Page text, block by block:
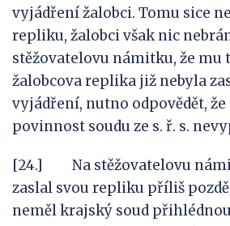
vyjádření žalobci. Tomu sice
repliku, žalobci však nic
stěžovatelovu námitku, že mu
žalobcova replika již nebyla
vyjádření, nutno odpovědět,
povinnost soudu ze s. ř. s.
[24.] Na stěžovatelovu
zaslal svou repliku příliš
neměl krajský soud